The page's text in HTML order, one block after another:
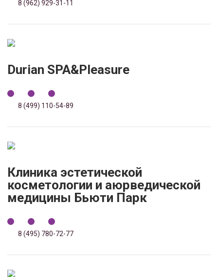
8 (962) 929-31-11
Durian SPA&Pleasure
8 (499) 110-54-89
Клиника эстетической
косметологии и аюрведической
медицины Бьюти Парк
8 (495) 780-72-77